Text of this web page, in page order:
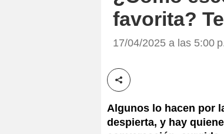
favorita?
17/04/2025 a las 5:00
Compartir esta noticia
Algunos lo hacen por
despierta, y hay